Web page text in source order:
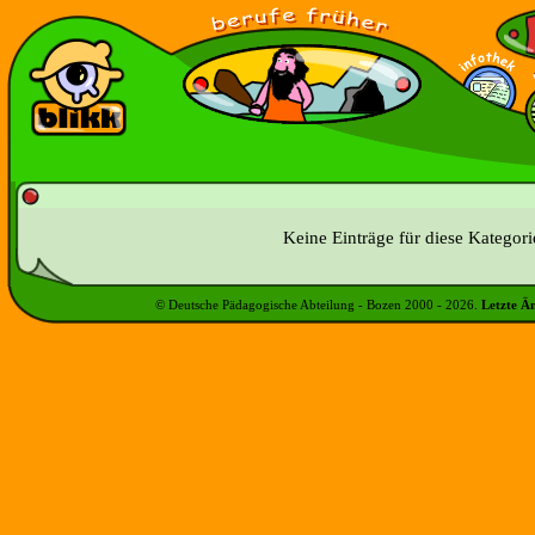
Keine Einträge für diese
© Deutsche Pädagogische Abteilung - Bozen 2000 - 2026 Letzte